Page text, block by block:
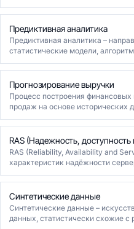
Предиктивная аналитика
Предиктивная аналитика –
статистические модели,
Прогнозирование выручки
Процесс построения
продаж на основе исторических
RAS (Надежность,
RAS (Reliability, Availability and
характеристик надёжности
Синтетические данные
Синтетические данные –
данных, статистически схожие с